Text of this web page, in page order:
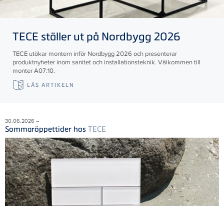
TECE ställer ut på Nordbygg 2026
TECE utökar montern inför Nordbygg 2026 och presenterar
produktnyheter inom sanitet och installationsteknik. Välkommen till
monter A07:10.
LÄS ARTIKELN
30.06.2026 –
Sommaröppettider hos TECE